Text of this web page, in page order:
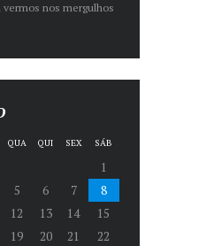
vermos nos mergulhos
QUA QUI SEX SÁB
1
5 6 7
8
12 13 14
15
19 20 21
22